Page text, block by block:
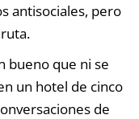
antisociales, pero
bueno que ni se
un hotel de cinco
de